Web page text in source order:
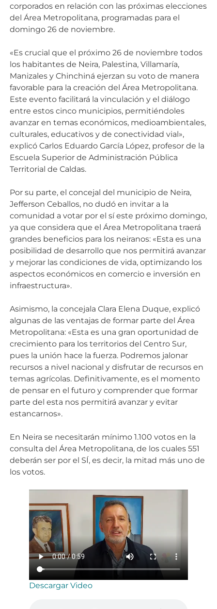
corporados en relación con las próximas elecciones
del Área Metropolitana, programadas para el
domingo 26 de noviembre.
«Es crucial que el próximo 26 de noviembre todos
los habitantes de Neira, Palestina, Villamaría,
Manizales y Chinchiná ejerzan su voto de manera
favorable para la creación del Área Metropolitana.
Este evento facilitará la vinculación y el diálogo
entre estos cinco municipios, permitiéndoles
avanzar en temas económicos, medioambientales,
culturales, educativos y de conectividad vial»,
explicó Carlos Eduardo García López, profesor de la
Escuela Superior de Administración Pública
Territorial de Caldas.
Por su parte, el concejal del municipio de Neira,
Jefferson Ceballos, no dudó en invitar a la
comunidad a votar por el sí este próximo domingo,
ya que considera que el Área Metropolitana traerá
grandes beneficios para los neiranos: «Esta es una
posibilidad de desarrollo que nos permitirá avanzar
y mejorar las condiciones de vida, optimizando los
aspectos económicos en comercio e inversión en
infraestructura».
Asimismo, la concejala Clara Elena Duque, explicó
algunas de las ventajas de formar parte del Área
Metropolitana: «Esta es una gran oportunidad de
crecimiento para los territorios del Centro Sur,
pues la unión hace la fuerza. Podremos jalonar
recursos a nivel nacional y disfrutar de recursos en
temas agrícolas. Definitivamente, es el momento
de pensar en el futuro y comprender que formar
parte del esta nos permitirá avanzar y evitar
estancarnos».
En Neira se necesitarán mínimo 1.100 votos en la
consulta del Área Metropolitana, de los cuales 551
deberán ser por el SÍ, es decir, la mitad más uno de
los votos.
Descargar Video